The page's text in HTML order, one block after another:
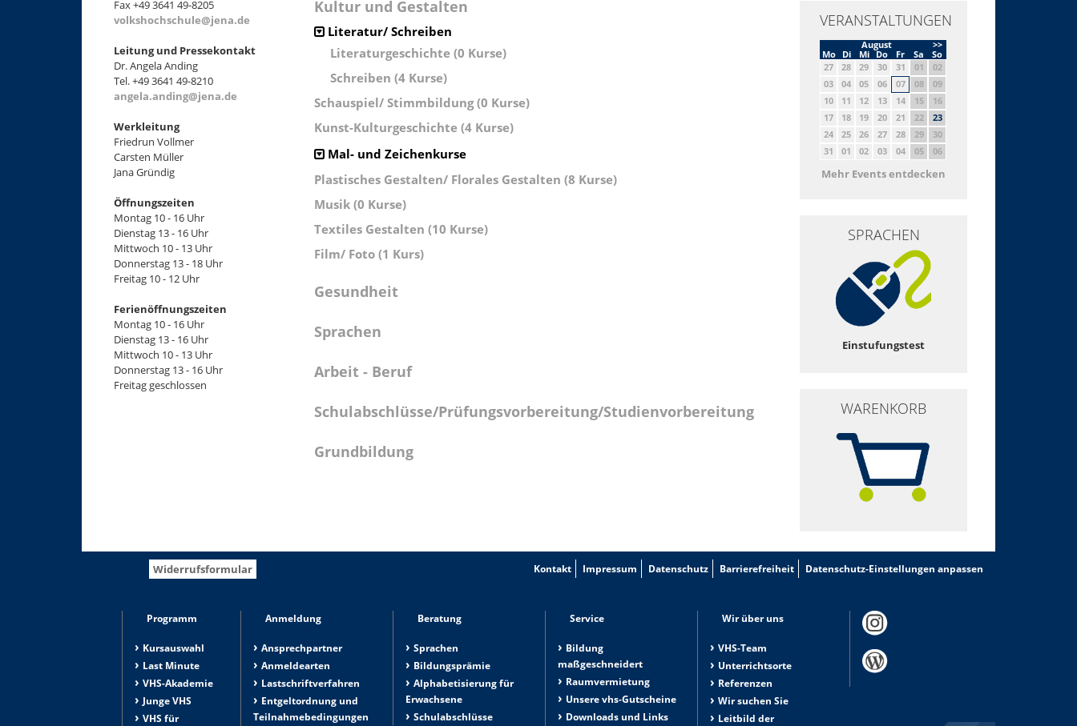
Fax +49 3641 49-8205
volkshochschule@jena.de
Leitung und Pressekontakt
Dr. Angela Anding
Tel. +49 3641 49-8210
angela.anding@jena.de
Werkleitung
Friedrun Vollmer
Carsten Müller
Jana Gründig
Öffnungszeiten
Montag 10 - 16 Uhr
Dienstag 13 - 16 Uhr
Mittwoch 10 - 13 Uhr
Donnerstag 13 - 18 Uhr
Freitag 10 - 12 Uhr
Ferienöffnungszeiten
Montag 10 - 16 Uhr
Dienstag 13 - 16 Uhr
Mittwoch 10 - 13 Uhr
Donnerstag 13 - 16 Uhr
Freitag geschlossen
Kultur und Gestalten
Literatur/ Schreiben
Literaturgeschichte (0 Kurse)
Schreiben (4 Kurse)
Schauspiel/ Stimmbildung (0 Kurse)
Kunst-Kulturgeschichte (4 Kurse)
Mal- und Zeichenkurse
Plastisches Gestalten/ Florales Gestalten (8 Kurse)
Musik (0 Kurse)
Textiles Gestalten (10 Kurse)
Film/ Foto (1 Kurs)
Gesundheit
Sprachen
Arbeit - Beruf
Schulabschlüsse/Prüfungsvorbereitung/Studienvorbereitung
Grundbildung
VERANSTALTUNGEN
>>
August
Mo
Di Mi Do Fr Sa
So
27
28 29 30 31 01
02
03
04 05 06 07 08
09
10
11 12 13 14 15
16
17
18 19 20 21 22
23
24
25 26 27 28 29
30
31
01 02 03 04 05 06
Mehr Events entdecken
SPRACHEN
Einstufungstest
WARENKORB
Widerrufsformular Kontakt Impressum Datenschutz Barrierefreiheit Datenschutz-Einstellungen anpassen
Programm
Kursauswahl
Last Minute
VHS-Akademie
Junge VHS
VHS für
Anmeldung
Ansprechpartner
Anmeldearten
Lastschriftverfahren
Entgeltordnung und
Teilnahmebedingungen
Beratung
Sprachen
Bildungsprämie
Alphabetisierung für
Erwachsene
Schulabschlüsse
Service
Bildung
maßgeschneidert
Raumvermietung
Unsere vhs-Gutscheine
Downloads und Links
Wir über uns
VHS-Team
Unterrichtsorte
Referenzen
Wir suchen Sie
Leitbild der